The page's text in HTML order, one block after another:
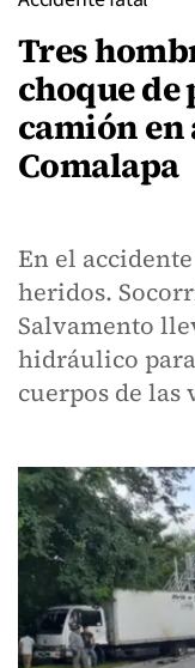
Tres
choque
camión en
Comalapa
En el
heridos.
Salvamento
hidráulico
cuerpos de las